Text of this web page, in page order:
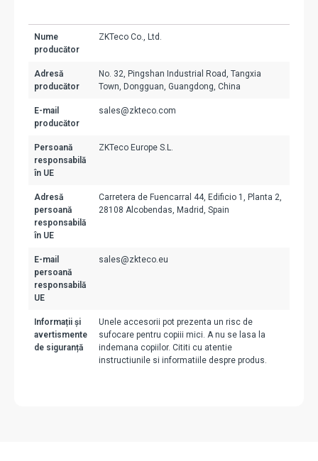
Nume
producător
ZKTeco Co., Ltd.
Adresă
producător
No. 32, Pingshan Industrial Road, Tangxia
Town, Dongguan, Guangdong, China
E-mail
producător
sales@zkteco.com
Persoană
responsabilă
în UE
ZKTeco Europe S.L.
Adresă
persoană
responsabilă
în UE
Carretera de Fuencarral 44, Edificio 1, Planta 2,
28108 Alcobendas, Madrid, Spain
E-mail
persoană
responsabilă
UE
sales@zkteco.eu
Informații și
avertismente
de siguranță
Unele accesorii pot prezenta un risc de
sufocare pentru copiii mici. A nu se lasa la
indemana copiilor. Cititi cu atentie
instructiunile si informatiile despre produs.